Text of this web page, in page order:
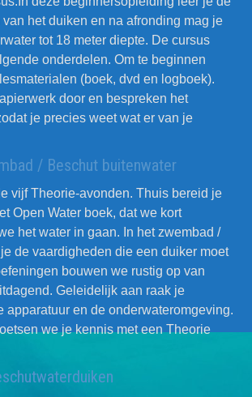
het duiken en na afronding mag je
tot 18 meter diepte. De cursus
onderdelen. Om te beginnen
(boek, dvd en logboek).
door en bespreken het
je precies weet wat er van je
/ Beschut buitenwater
vijf Theorie-avonden. Thuis bereid je
Open Water boek, dat we kort
het water in gaan. In het zwembad /
de vaardigheden die een duiker moet
bouwen we rustig op van
Geleidelijk aan raak je
apparatuur en de onderwateromgeving.
we je kennis met een Theorie